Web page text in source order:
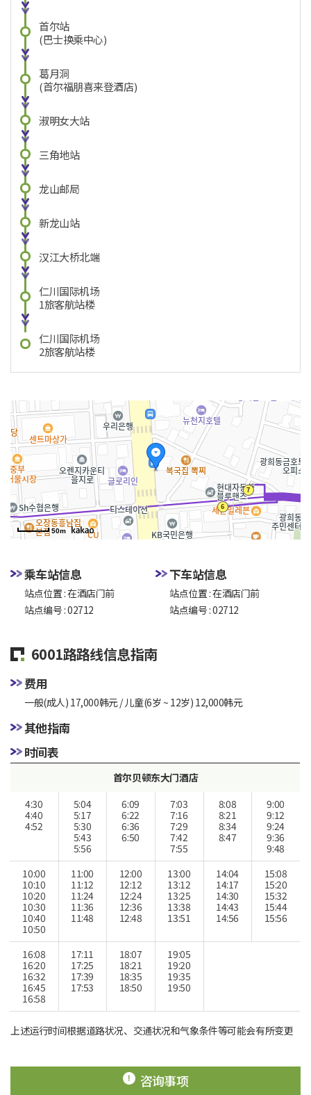
首尔站
(巴士换乘中心)
葛月洞
(首尔福朋喜来登酒店)
淑明女大站
三角地站
龙山邮局
新龙山站
汉江大桥北端
仁川国际机场
1旅客航站楼
仁川国际机场
2旅客航站楼
50m
乘车站信息
站点位置 : 在酒店门前
站点编号 : 02712
下车站信息
站点位置 : 在酒店门前
站点编号 : 02712
6001路路线信息指南
费用
一般(成人) 17,000韩元 / 儿童(6岁 ~ 12岁) 12,000韩元
其他指南
时间表
首尔贝顿东大门酒店
4:30
4:40
4:52
5:04
5:17
5:30
5:43
5:56
6:09
6:22
6:36
6:50
7:03
7:16
7:29
7:42
7:55
8:08
8:21
8:34
8:47
9:00
9:12
9:24
9:36
9:48
10:00
10:10
10:20
10:30
10:40
10:50
11:00
11:12
11:24
11:36
11:48
12:00
12:12
12:24
12:36
12:48
13:00
13:12
13:25
13:38
13:51
14:04
14:17
14:30
14:43
14:56
15:08
15:20
15:32
15:44
15:56
16:08
16:20
16:32
16:45
16:58
17:11
17:25
17:39
17:53
18:07
18:21
18:35
18:50
19:05
19:20
19:35
19:50
上述运行时间根据道路状况、交通状况和气象条件等可能会有所变更
咨询事项